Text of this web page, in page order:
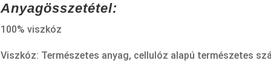
Anyagösszetétel:
100% viszkóz
Viszkóz: Természetes anyag, cellulóz alapú természetes